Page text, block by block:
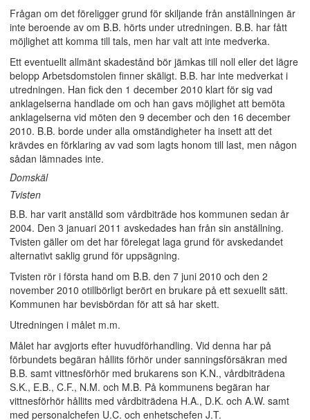
Frågan om det föreligger grund för skiljande från anställningen är
inte beroende av om B.B. hörts under utredningen. B.B. har fått
möjlighet att komma till tals, men har valt att inte medverka.
Ett eventuellt allmänt skadestånd bör jämkas till noll eller det lägre
belopp Arbetsdomstolen finner skäligt. B.B. har inte medverkat i
utredningen. Han fick den 1 december 2010 klart för sig vad
anklagelserna handlade om och han gavs möjlighet att bemöta
anklagelserna vid möten den 9 december och den 16 december
2010. B.B. borde under alla omständigheter ha insett att det
krävdes en förklaring av vad som lagts honom till last, men någon
sådan lämnades inte.
Domskäl
Tvisten
B.B. har varit anställd som vårdbiträde hos kommunen sedan år
2004. Den 3 januari 2011 avskedades han från sin anställning.
Tvisten gäller om det har förelegat laga grund för avskedandet
alternativt saklig grund för uppsägning.
Tvisten rör i första hand om B.B. den 7 juni 2010 och den 2
november 2010 otillbörligt berört en brukare på ett sexuellt sätt.
Kommunen har bevisbördan för att så har skett.
Utredningen i målet m.m.
Målet har avgjorts efter huvudförhandling. Vid denna har på
förbundets begäran hållits förhör under sanningsförsäkran med
B.B. samt vittnesförhör med brukarens son K.N., vårdbiträdena
S.K., E.B., C.F., N.M. och M.B. På kommunens begäran har
vittnesförhör hållits med vårdbiträdena H.A., D.K. och A.W. samt
med personalchefen U.C. och enhetschefen J.T.